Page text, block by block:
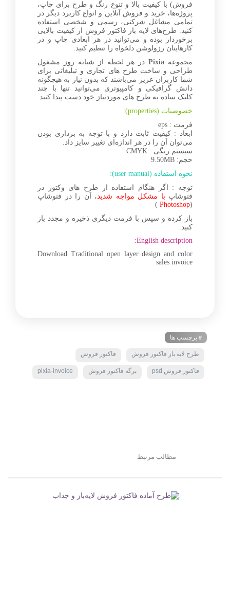
فروش) با کیفیت بالا و تنوع رنگ و طرح برای چاپ،
پروژه‌ها، خرید و فروش آنلاین و انواع کاربرد دیگر در
تمامی مشاغل شرکتی، رسمی و شخصی استفاده
کنید. طرح‌های لایه باز فاکتور فروش از کیفیت بالایی
برخوردار بوده و می‌توانید در هر ابعادی چاپ و در
کارهایتان رزولوشن دلخواه را تنظیم کنید.
مجموعه Pixia در هر لحظه از شبانه روز مشغول
طراحی و ساخت طرح های تجاری و تبلیغاتی برای
شما کاربران عزیز می‌باشند که بدون نیاز به هیچگونه
دانش گرافیکی و کامپیوتری می‌توانید تنها با چند
کلیک ساده به طرح های موردنیاز خود دست پیدا کنید.
خصوصیات (properties):
فرمت : eps
ابعاد : کیفیت ثابت دارد و با توجه به برداری بودن
می‌توان آن را در هر اندازه‌ای تغییر سایز داد.
سیستم رنگی : CMYK
حجم: 9.50MB
نحوه استفاده (user manual):
توجه : اگر هنگام استفاده از طرح های وکتور در
فتوشاپ با مشکل مواجه شدید، آن را در فتوشاپ
(
Photoshop
)
باز کرده و سپس با فرمت دیگری ذخیره و مجدد باز
کنید.
English description:
Download Traditional open layer design and color
sales invoice
# برچسب ها
طرح لایه باز فاکتور فروش فاکتور فروش
فاکتور فروش psd برگه فاکتور فروش pixia-invoice
مطالب مرتبط